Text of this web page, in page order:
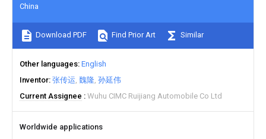
China
Download PDF Find Prior Art Similar
Other languages English
Inventor 张传运 魏隆 孙延伟
Current Assignee
Wuhu CIMC Ruijiang Automobile Co Ltd
Worldwide applications